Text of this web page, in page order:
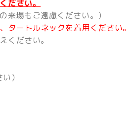
ださい。
来場もご遠慮ください。）
ートルネックを着用ください。
ください。
）